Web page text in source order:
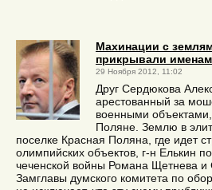
Махинации с
прикрывали
29 Ноября 2012, 11:02
Друг Сердюкова
арестованный за
военными
Поляне. Землю в
поселке Красная Поляна, где идет
олимпийских объектов, г-н Елькин
чеченской войны Романа Щетнева и
Замглавы думского комитета по